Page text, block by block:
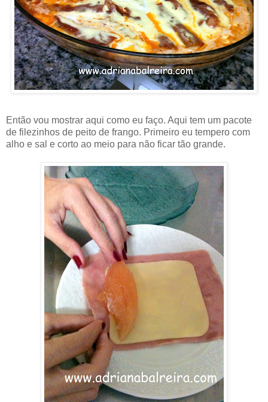
Então vou mostrar aqui como eu faço. Aqui tem um pacote
de filezinhos de peito de frango. Primeiro eu tempero com
alho e sal e corto ao meio para não ficar tão grande.